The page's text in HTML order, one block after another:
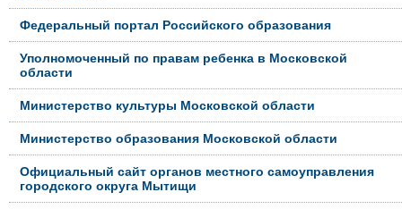
Федеральный портал Российского образования
Уполномоченный по правам ребенка в Московской
области
Министерство культуры Московской области
Министерство образования Московской области
Официальный сайт органов местного самоуправления
городского округа Мытищи